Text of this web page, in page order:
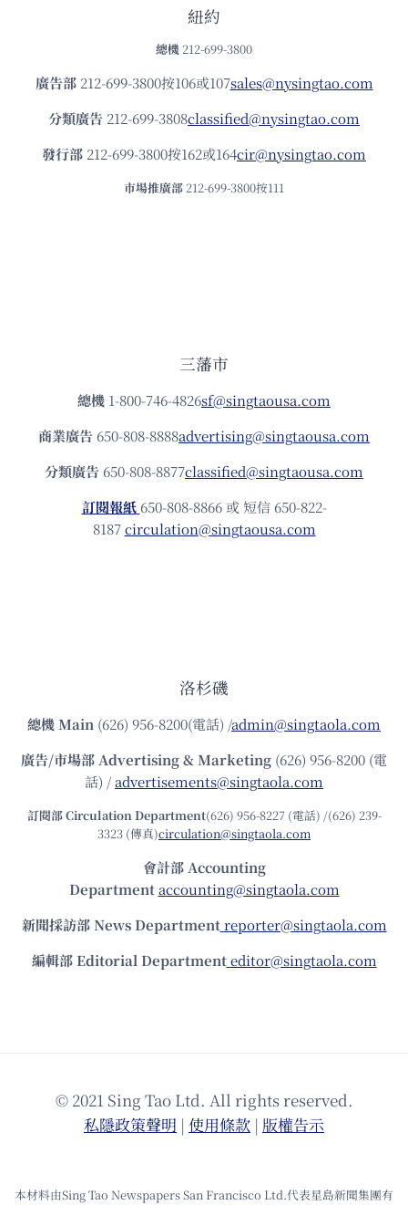
紐約
總機 212-699-3800
廣告部212-699-3800按106或107sales@nysingtao.com
分類廣告 212-699-3808classified@nysingtao.com
發⾏部 212-699-3800按162或164cir@nysingtao.com
市場推廣部 212-699-3800按111
三藩市
總機 1-800-746-4826sf@singtaousa.com
商業廣告 650-808-8888advertising@singtaousa.com
分類廣告 650-808-8877classified@singtaousa.com
訂閱報紙 650-808-8866 或 短信 650-822-
8187circulation@singtaousa.com
洛杉磯
總機Main (626) 956-8200(電話) /admin@singtaola.com
廣告/市場部Advertising & Marketing (626) 956-8200 (電
話) /advertisements@singtaola.com
訂閱部 Circulation Department(626) 956-8227 (電話) /(626) 239-
3323 (傳真)circulation@singtaola.com
會計部 Accounting
Department accounting@singtaola.com
新聞採訪部 News Department reporter@singtaola.com
編輯部 Editorial Department editor@singtaola.com
© 2021 Sing Tao Ltd. All rights reserved.
私隱政策聲明 | 使⽤條款 | 版權告⽰
本材料由Sing Tao Newspapers San Francisco Ltd.代表星島新聞集團有